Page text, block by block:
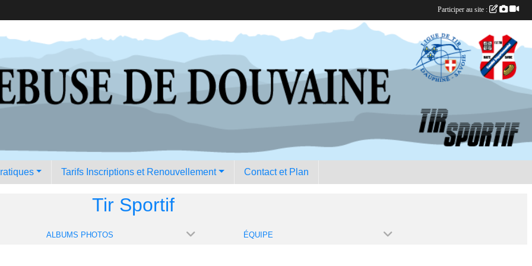
Tarifs Inscriptions et Renouvellement Contact et Plan
Tir Sportif
ALBUMS PHOTOS ÉQUIPE
Participer au site :